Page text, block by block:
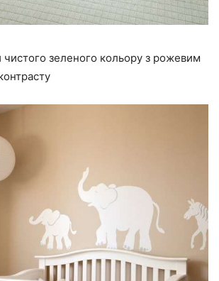
чистого зеленого кольору з рожевим